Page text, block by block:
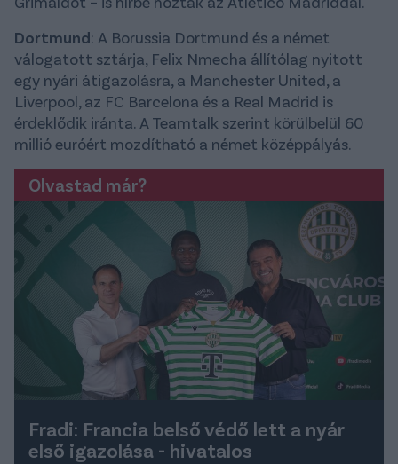
Dortmund: A Borussia Dortmund és a német
válogatott sztárja, Felix Nmecha állítólag nyitott
egy nyári átigazolásra, a Manchester United, a
Liverpool, az FC Barcelona és a Real Madrid is
érdeklődik iránta. A Teamtalk szerint körülbelül 60
millió euróért mozdítható a német középpályás.
Olvastad már?
Fradi: Francia belső védő lett a nyár
első igazolása - hivatalos